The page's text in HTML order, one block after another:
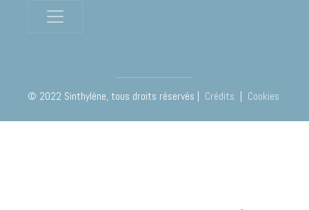
© 2022 Sinthylène, tous droits réservés | Crédits | Cookies